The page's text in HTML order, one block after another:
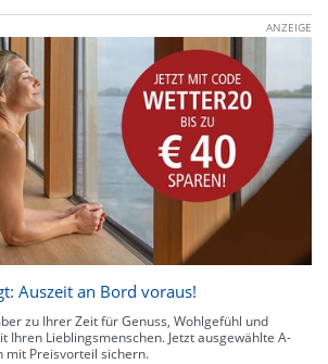
ANZEIGE
Auszeit an Bord voraus!
zu Ihrer Zeit für Genuss, Wohlgefühl und
Ihren Lieblingsmenschen. Jetzt ausgewählte A-
mit Preisvorteil sichern.